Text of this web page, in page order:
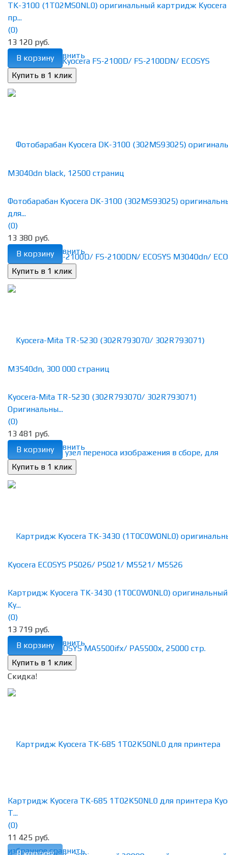
избранное сравнить
TK-3100 (1T02MS0NL0) оригинальный картридж
пр...
(0)
13 120 руб.
В корзину
избранное сравнить
Фотобарабан Kyocera DK-3100 (302MS93025)
для...
(0)
13 380 руб.
В корзину
избранное сравнить
Kyocera-Mita TR-5230 (302R793070/ 302R793071)
Оригинальны...
(0)
13 481 руб.
В корзину
избранное сравнить
Картридж Kyocera TK-3430 (1T0C0W0NL0)
Ky...
(0)
13 719 руб.
В корзину
Скидка!
избранное сравнить
Картридж Kyocera TK-685 1T02K50NL0 для принтера
T...
(0)
11 425 руб.